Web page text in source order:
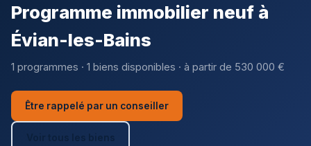
Programme immobilier neuf à
Évian-les-Bains
1 programmes · 1 biens disponibles · à partir de 530 000 €
Être rappelé par un conseiller
Voir tous les biens